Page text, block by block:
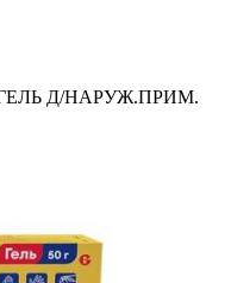
Д/НАРУЖ.ПРИМ.